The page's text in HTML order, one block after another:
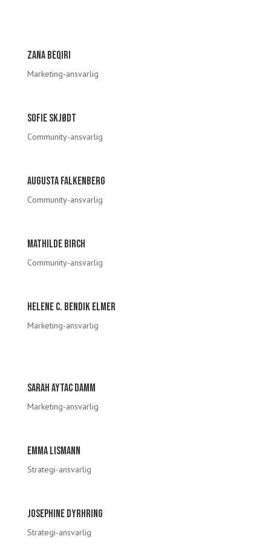
Zana Beqiri
Marketing-ansvarlig
Sofie skjødt
Community-ansvarlig
Augusta falkenberg
Community-ansvarlig
Mathilde birch
Community-ansvarlig
Helene C. Bendik Elmer
Marketing-ansvarlig
Sarah Aytac Damm
Marketing-ansvarlig
Emma Lismann
Strategi-ansvarlig
Josephine dyrhring
Strategi-ansvarlig